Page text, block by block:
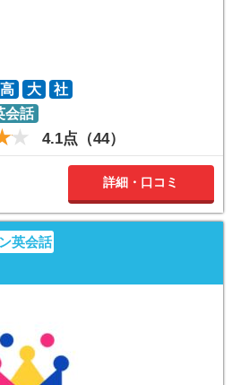
高 大
社
会話
4.1点（44）
詳細・口コミ
英会話